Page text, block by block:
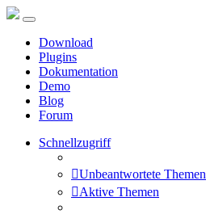
Download
Plugins
Dokumentation
Demo
Blog
Forum
Schnellzugriff
Unbeantwortete Themen
Aktive Themen